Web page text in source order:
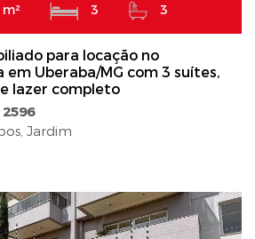
3 3
para locação no
em Uberaba/MG com 3 suítes,
lazer completo
Jardim